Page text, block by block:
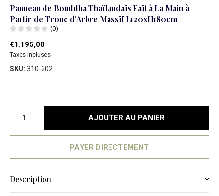
Panneau de Bouddha Thaïlandais Fait à La Main à
Partir de Tronc d'Arbre Massif L120xH180cm
(0)
€1.195,00
Taxes incluses
SKU: 310-202
AJOUTER AU PANIER
PAYER DIRECTEMENT
Description